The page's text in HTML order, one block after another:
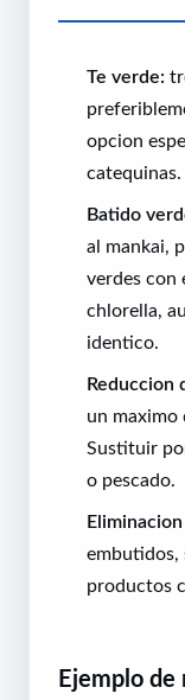
Te verde:
opcion
catequinas.
Batido
al mankai,
verdes con
chlorella,
identico.
Reduccion
un maximo
Sustituir
o pescado.
embutidos,
productos
Ejemplo de